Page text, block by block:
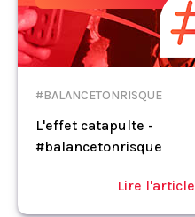
#BALANCETONRISQUE
L'effet catapulte -
#balancetonrisque
Lire l'article